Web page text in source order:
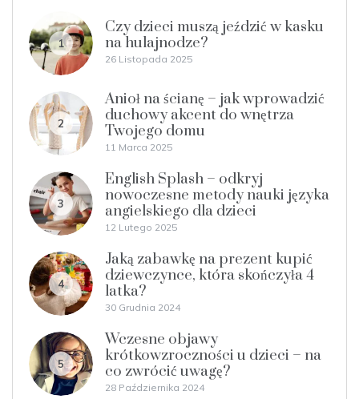
1
Czy dzieci muszą jeździć w kasku
na hulajnodze?
26 Listopada 2025
2
Anioł na ścianę – jak wprowadzić
duchowy akcent do wnętrza
Twojego domu
11 Marca 2025
3
English Splash – odkryj
nowoczesne metody nauki języka
angielskiego dla dzieci
12 Lutego 2025
4
Jaką zabawkę na prezent kupić
dziewczynce, która skończyła 4
latka?
30 Grudnia 2024
5
Wczesne objawy
krótkowzroczności u dzieci – na
co zwrócić uwagę?
28 Października 2024